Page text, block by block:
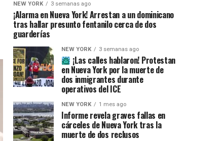
NEW YORK 3 semanas ago
¡Alarma en Nueva York! Arrestan a un dominicano
tras hallar presunto fentanilo cerca de dos
guarderías
NEW YORK 3 semanas ago
¡Las calles hablaron! Protestan
en Nueva York por la muerte de
dos inmigrantes durante
operativos del ICE
NEW YORK 1 mes ago
Informe revela graves fallas en
cárceles de Nueva York tras la
muerte de dos reclusos